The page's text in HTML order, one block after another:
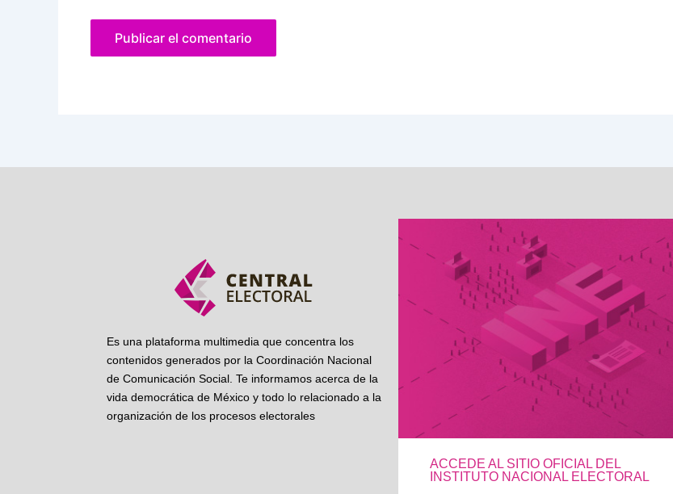
Es una plataforma multimedia que concentra los
contenidos generados por la Coordinación Nacional
de Comunicación Social. Te informamos acerca de la
vida democrática de México y todo lo relacionado a la
organización de los procesos electorales
ACCEDE AL SITIO OFICIAL DEL
INSTITUTO NACIONAL ELECTORAL